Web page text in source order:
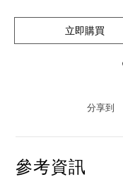
立即購買
分享到
參考資訊